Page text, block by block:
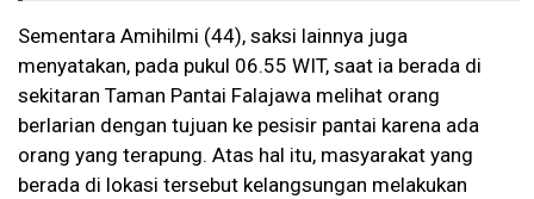
Sementara Amihilmi (44), saksi lainnya juga
menyatakan, pada pukul 06.55 WIT, saat ia berada di
sekitaran Taman Pantai Falajawa melihat orang
berlarian dengan tujuan ke pesisir pantai karena ada
orang yang terapung. Atas hal itu, masyarakat yang
berada di lokasi tersebut kelangsungan melakukan